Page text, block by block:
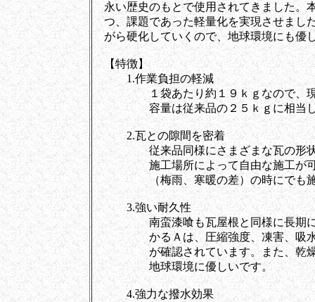
永い歴史のもとで使用されてきました。
つ、課題であった軽量化を実現させまし
がら硬化していくので、地球環境にも優
【特徴】
1.作業負担の軽減
１袋あたり約１９ｋｇなので、現場
容量は従来品の２５ｋｇに相当し
2.瓦との隙間を密着
従来品同様にさまざまな瓦の形状
施工場所によって自由な施工が可能
（梅雨、寒暖の差）の時にでも施
3.強い耐久性
南蛮漆喰も瓦屋根と同様に長期にわ
かるＡは、圧縮強度、凍害、吸水率
が確認されています。また、乾燥時
地球環境に優しいです。
4.強力な撥水効果